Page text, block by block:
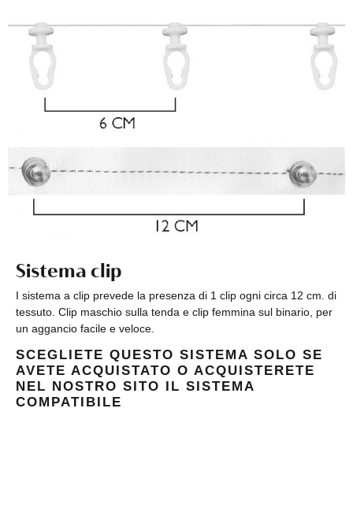
Sistema clip
I sistema a clip prevede la presenza di 1 clip ogni circa 12 cm. di
tessuto. Clip maschio sulla tenda e clip femmina sul binario, per
un aggancio facile e veloce.
SCEGLIETE QUESTO SISTEMA SOLO SE
AVETE ACQUISTATO O ACQUISTERETE
NEL NOSTRO SITO IL SISTEMA
COMPATIBILE